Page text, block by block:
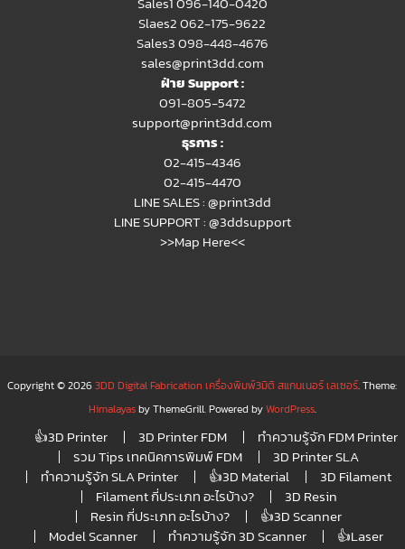
Slaes2062-175-9622
Sales3 098-448-4676
sales@print3dd.com
ฝ่าย Support :
091-805-5472
support@print3dd.com
ธุรการ :
02-415-4346
02-415-4470
LINE SALES :@print3dd
LINE SUPPORT :@3ddsupport
>>Map Here<<
Copyright © 20263DD Digital Fabrication เครื่องพิมพ์3มิติ สแกนเนอร์ เลเซอร์. Theme:
Himalayasby ThemeGrill. Powered byWordPress.
👍3D Printer 3D Printer FDM
ทำความรู้จัก FDM Printer
รวม Tips เทคนิคการพิมพ์ FDM
3D Printer SLA
ทำความรู้จัก SLA Printer
👍3D Material
3D Filament
Filament กี่ประเภท อะไรบ้าง?
3D Resin
Resin กี่ประเภท อะไรบ้าง?
👍3D Scanner
Model Scanner
ทำความรู้จัก 3D Scanner
👍Laser